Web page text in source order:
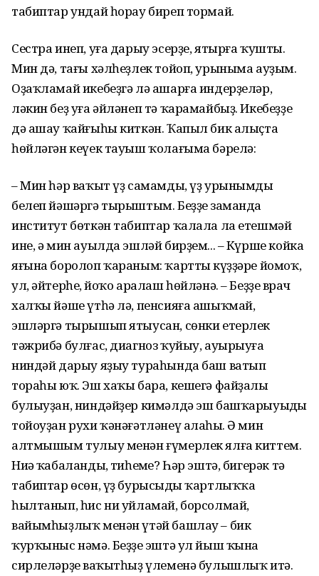
табиптар ундай һорау биреп тормай.
Сестра инеп, уға дарыу эсерҙе, ятырға ҡушты.
Мин дә, тағы хәлһеҙлек тойоп, урыныма ауҙым.
Оҙаҡламай икебеҙгә лә ашарға индерҙеләр,
ләкин беҙ уға әйләнеп тә ҡарамайбыҙ. Икебеҙҙең
дә ашау ҡайғыһы киткән. Ҡапыл бик алыҫта
һөйләгән кеүек тауыш ҡолағыма бәрелә:
– Мин һәр ваҡыт үҙ самамды, үҙ урынымды
белеп йәшәргә тырыштым. Беҙҙең заманда
институт бөткән табиптар ҡалала ла етешмәй
ине, ә мин ауылда эшләй бирҙем... – Күрше койка
яғына боролоп ҡараным: ҡарттың күҙҙәре йомоҡ,
ул, әйтерһең, йоҡо аралаш һөйләнә. – Беҙҙең врач
халҡы йәше үтһә лә, пенсияға ашыҡмай,
эшләргә тырышып ятыусан, сөнки етерлек
тәжрибә булғас, диагноз ҡуйыу, ауырыуға
ниндәй дарыу яҙыу тураһында баш ватып
тораһы юҡ. Эш хаҡы бара, кешегә файҙалы
булыуҙан, ниндәйҙер кимәлдә эш башҡарыуыңды
тойоуҙан рухи ҡәнәғәтләнеү алаһың. Ә мин
алтмышым тулыу менән ғүмерлек ялға киттем.
Ниңә ҡабаландың, тиһеңме? Һәр эштә, бигерәк тә
табиптар өсөн, үҙ бурысыңды ҡартлыҡҡа
һылтанып, һис ни уйламай, борсолмай,
вайымһыҙлыҡ менән үтәй башлау – бик
ҡурҡыныс нәмә. Беҙҙең эштә ул йыш ҡына
сирлеләрҙең ваҡытһыҙ үлеменә булышлыҡ итә.